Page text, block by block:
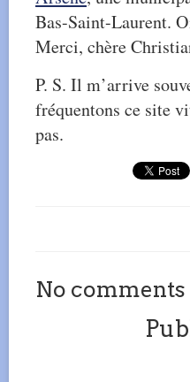
Bas-Saint-Laurent.
Merci, chère
P. S. Il m’arrive
fréquentons ce site
pas.
No